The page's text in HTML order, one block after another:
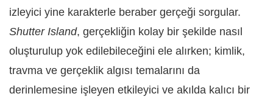
izleyici yine karakterle beraber gerçeği sorgular.
Shutter Island, gerçekliğin kolay bir şekilde nasıl
oluşturulup yok edilebileceğini ele alırken; kimlik,
travma ve gerçeklik algısı temalarını da
derinlemesine işleyen etkileyici ve akılda kalıcı bir